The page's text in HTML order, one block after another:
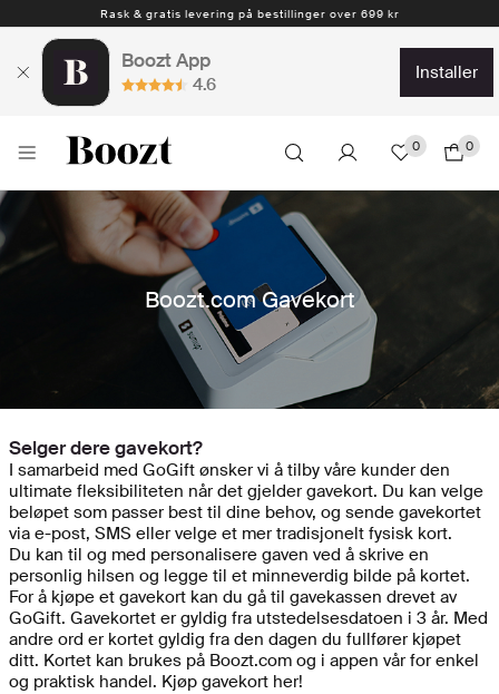
Rask & gratis levering på bestillinger over 699 kr
Boozt App
4.6
installer
0 0
Boozt.com Gavekort
Selger dere gavekort?
I samarbeid med GoGift ønsker vi å tilby våre kunder den
ultimate fleksibiliteten når det gjelder gavekort. Du kan velge
beløpet som passer best til dine behov, og sende gavekortet
via e-post, SMS eller velge et mer tradisjonelt fysisk kort.
Du kan til og med personalisere gaven ved å skrive en
personlig hilsen og legge til et minneverdig bilde på kortet.
For å kjøpe et gavekort kan du gå til gavekassen drevet av
GoGift. Gavekortet er gyldig fra utstedelsesdatoen i 3 år. Med
andre ord er kortet gyldig fra den dagen du fullfører kjøpet
ditt. Kortet kan brukes på Boozt.com og i appen vår for enkel
og praktisk handel. Kjøp gavekort her!